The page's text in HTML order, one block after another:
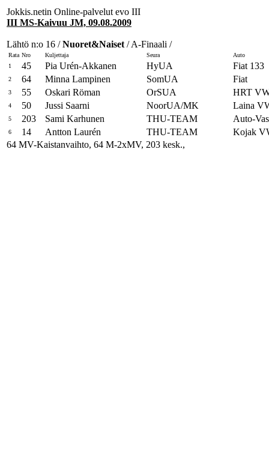
Jokkis.netin Online-palvelut evo III
III MS-Kaivuu JM, 09.08.2009
Lähtö n:o 16 /Nuoret&Naiset / A-Finaali /
Rata Nro Kuljettaja Seura
Auto
1
45 Pia Urén-Akkanen HyUA Fiat 133
2 64 Minna Lampinen SomUA Fiat
3 55 Oskari Röman OrSUA HRT
4 50 Jussi Saarni NoorUA/MK Laina
5 203 Sami Karhunen THU-TEAM Auto-
6 14 Antton Laurén THU-TEAM
Kojak
64 MV-Kaistanvaihto, 64 M-2xMV, 203 kesk.,